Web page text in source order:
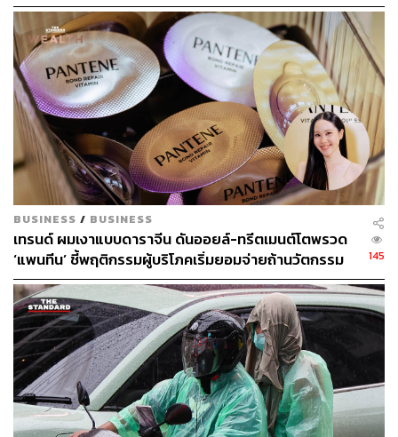
งานวิจัยเรื่อง UV damage of the hair
ที่เผยแพร่เมื่อปี 2008
ผ่านแพลตฟอร์มของ NIH (National Institutes of Health)
หรือสถาบันสุขภาพแห่งชาติของสหรัฐอเมริกา ระบุประเด็นที่
น่าสนใจ โดยชี้ชัดว่า แสงแดดส่งผลเสียต่อเส้นผมโดยตรง
อย่าง รังสี UVB ในแสงแดดก็เป็นตัวการหลักที่ทำให้เส้นผม
สูญเสียโปรตีนสำคัญ หรือเคราติน ตามมาด้วย UVA ที่มีส่วน
ทำให้เส้นผมเงางามของคุณอาจได้รับผลกระทบจากสีผมที่
ต้องเปลี่ยนแปลงไปเมื่อต้องเผชิญกับรังสีจากแสงแดดในระดับ
นาโนเมตร (nm) ที่สูงต่อเนื่องเป็นเวลานาน ๆ
BUSINESS / BUSINESS
เทรนด์ ผมเงาแบบดาราจีน ดันออยล์-ทรีตเมนต์โตพรวด
‘แพนทีน’ ชี้พฤติกรรมผู้บริโภคเริ่มยอมจ่ายถ้านวัตกรรม
ตอบโจทย์
145